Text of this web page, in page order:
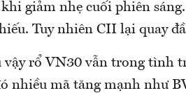
khi giảm nhẹ cuối phiên
Tuy nhiên CII lại quay
vậy rổ VN30 vẫn trong tình
nhiều mã tăng mạnh như